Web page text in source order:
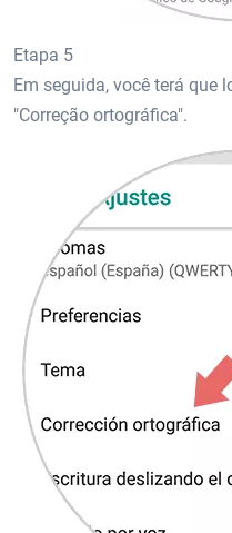
Etapa 5
Em seguida, você terá que
"Correção ortográfica".